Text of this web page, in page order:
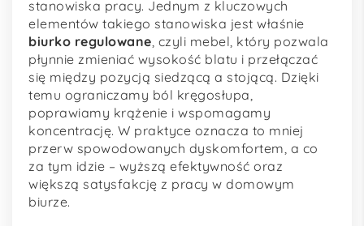
stanowiska pracy. Jednym z kluczowych
elementów takiego stanowiska jest właśnie
biurko regulowane, czyli mebel, który pozwala
płynnie zmieniać wysokość blatu i przełączać
się między pozycją siedzącą a stojącą. Dzięki
temu ograniczamy ból kręgosłupa,
poprawiamy krążenie i wspomagamy
koncentrację. W praktyce oznacza to mniej
przerw spowodowanych dyskomfortem, a co
za tym idzie – wyższą efektywność oraz
większą satysfakcję z pracy w domowym
biurze.